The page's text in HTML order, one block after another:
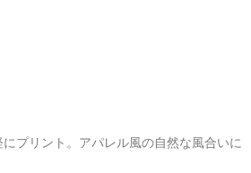
プリント。アパレル風の自然な風合いに